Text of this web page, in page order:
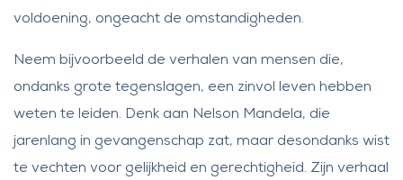
voldoening, ongeacht de omstandigheden.
Neem bijvoorbeeld de verhalen van mensen die,
ondanks grote tegenslagen, een zinvol leven hebben
weten te leiden. Denk aan Nelson Mandela, die
jarenlang in gevangenschap zat, maar desondanks wist
te vechten voor gelijkheid en gerechtigheid. Zijn verhaal